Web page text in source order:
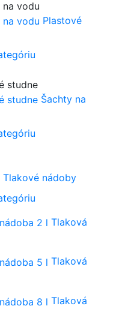
Plastové
Šachty na
Tlakové nádoby
Tlaková
Tlaková
Tlaková